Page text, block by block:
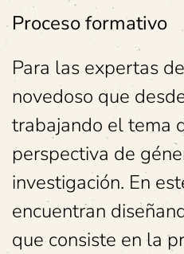
Proceso formativo
Para las expertas
novedoso que
trabajando el tema
perspectiva de
investigación. En
encuentran
que consiste en la